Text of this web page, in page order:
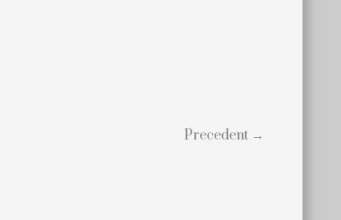
Precedent →